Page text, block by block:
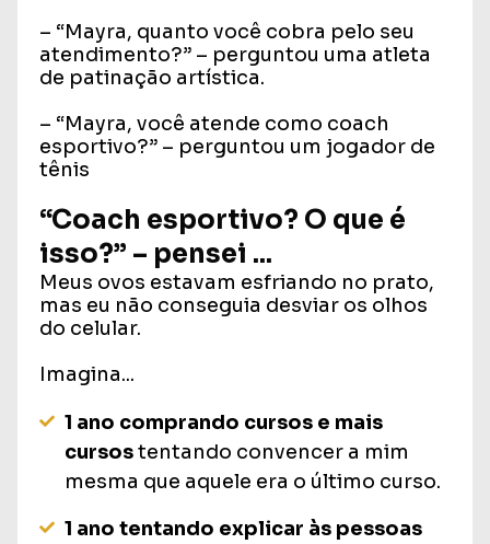
– “Mayra, quanto você cobra pelo seu
atendimento?” – perguntou uma atleta
de patinação artística.
– “Mayra, você atende como coach
esportivo?” – perguntou um jogador de
tênis
“Coach esportivo? O que é
isso?” – pensei ...
Meus ovos estavam esfriando no prato,
mas eu não conseguia desviar os olhos
do celular.
Imagina...
1 ano comprando cursos e mais
cursostentando convencer a mim
mesma que aquele era o último curso.
1 ano tentando explicar às pessoas